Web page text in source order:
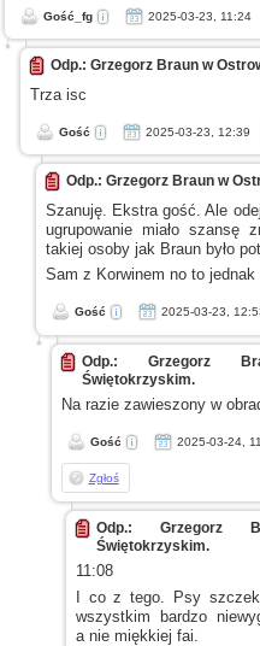
Gość_fg 2025-03-23, 11:24
Odp.: Grzegorz Braun w
Trza isc
Gość 2025-03-23, 12:39
Odp.: Grzegorz Braun w
Szanuję. Ekstra gość. Ale
ugrupowanie miało
takiej osoby jak Braun było
Samz Korwinem no to jednak
Gość 2025-03-23,
Odp.: Grzegorz
Świętokrzyskim.
Na razie zawieszony w
Gość 2025-03-24,
Zgłoś
Odp.: Grzegorz
Świętokrzyskim.
11:08
I co z tego. Psy
wszystkim bardzo
a niemiękkiej fai.